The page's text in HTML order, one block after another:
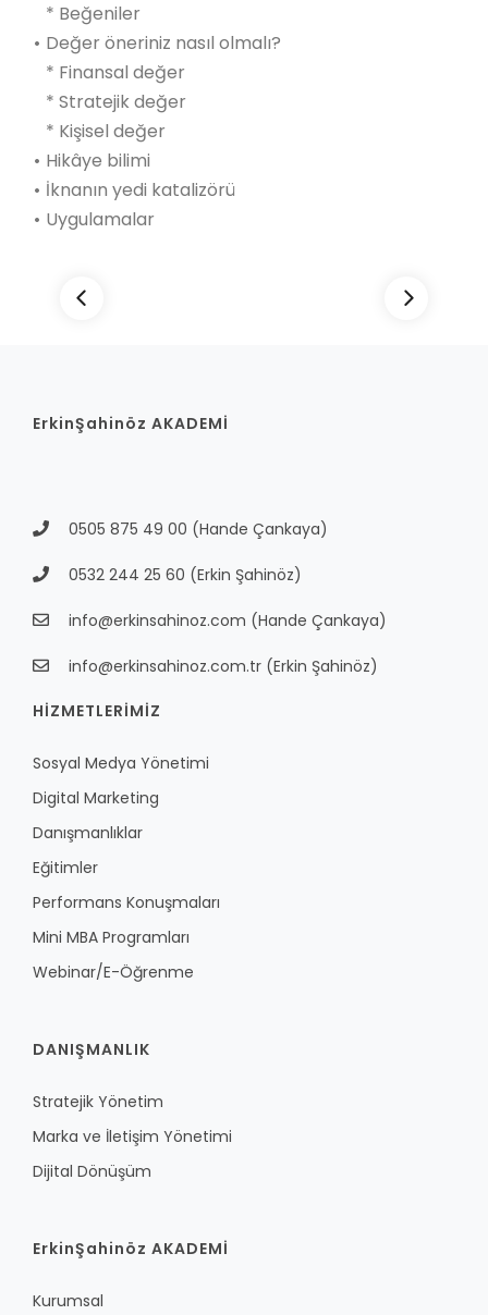
* Beğeniler
• Değer öneriniz nasıl olmalı?
* Finansal değer
* Stratejik değer
* Kişisel değer
• Hikâye bilimi
• İknanın yedi katalizörü
• Uygulamalar
ErkinŞahinöz AKADEMİ
0505 875 49 00 (Hande Çankaya)
0532 244 25 60 (Erkin Şahinöz)
info@erkinsahinoz.com (Hande Çankaya)
info@erkinsahinoz.com.tr (Erkin Şahinöz)
HİZMETLERİMİZ
Sosyal Medya Yönetimi
Digital Marketing
Danışmanlıklar
Eğitimler
Performans Konuşmaları
Mini MBA Programları
Webinar/E-Öğrenme
DANIŞMANLIK
Stratejik Yönetim
Marka ve İletişim Yönetimi
Dijital Dönüşüm
ErkinŞahinöz AKADEMİ
Kurumsal